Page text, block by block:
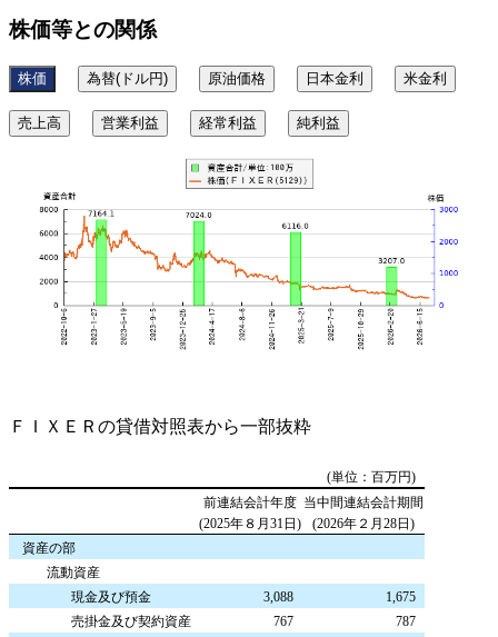
株価等との関係
株価 為替(ドル円) 原油価格 日本金利 米金利
売上高 営業利益 経常利益 純利益
ＦＩＸＥＲの貸借対照表から一部抜粋
(単位：百万円)
前連結会計年度
(2025年８月31日)
当中間連結会計期間
(2026年２月28日)
資産の部
流動資産
現金及び預金
3,088
1,675
売掛金及び契約資産
767
787